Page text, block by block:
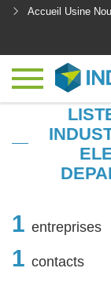
Accueil Usine
1 entreprises
1 contacts